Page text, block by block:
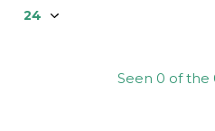
Seen 0 of the